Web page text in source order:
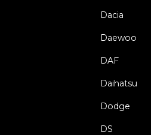
Dacia
Daewoo
DAF
Daihatsu
Dodge
DS